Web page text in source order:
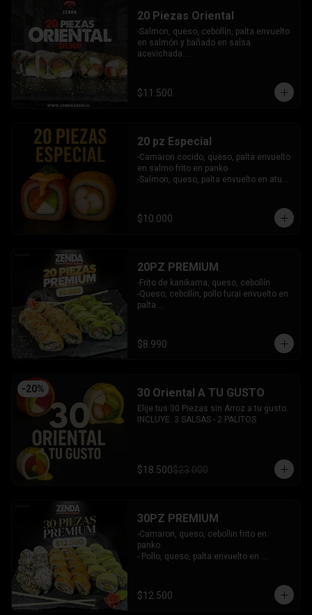
INCLUYE: 6 SALSAS - 5 PALITOS
plaqueta mixta (Salmon, palta)
- Palmito, queso envuelto en cibullette.
- Pollo, queso, palta envuelto en
sesamo.
20 Piezas Oriental
-Salmon, queso, cebollín, palta envuelto
en salmón y bañado en salsa
acevichada.
INCLUYE: 2 SALSAS - 1 PALITOS
$11.500
20 pz Especial
-Camaron cocido, queso, palta envuelto
en salmo frito en panko.
-Salmon, queso, palta envuelto en atun
$10.000
20PZ PREMIUM
-Frito de kanikama, queso, cebollín
-Queso, cebollín, pollo furai envuelto en
palta.
$8.990
-20% 30 Oriental A TU GUSTO
Elije tus 30 Piezas sin Arroz a tu gusto.
INCLUYE: 3 SALSAS - 2 PALITOS
$18.500$23.000
30PZ PREMIUM
-Camaron, queso, cebollin frito en
panko.
- Pollo, queso, palta envuelto en
palta.
INCLUYE: 3 SALSAS - 2 PALITOS
$12.500